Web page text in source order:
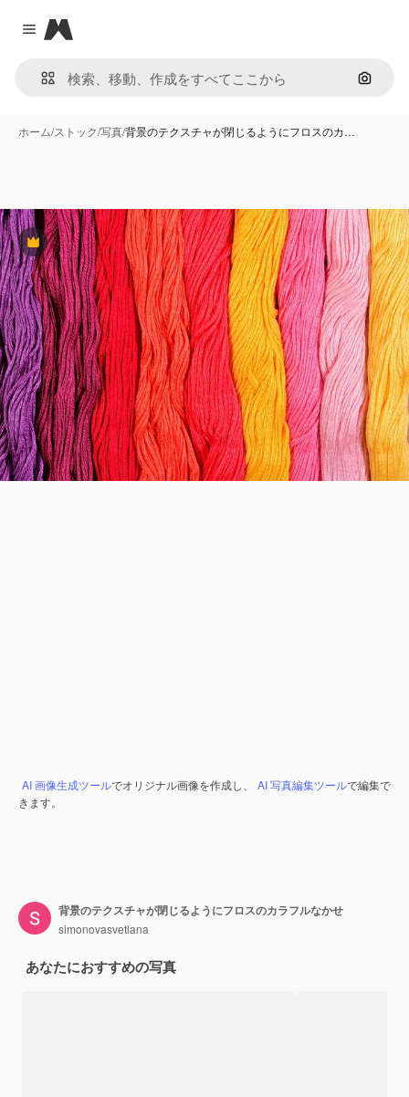
Close menu
Magnific
画像で
ホーム/ストック/写真/背景のテクスチャが閉じるようにフロスのカ…
Premium
AI 画像生成ツールでオリジナル画像を作成し、 AI 写真編集ツールで編集で
きます。
背景のテクスチャが閉じるようにフロスのカラフルなかせ
simonovasvetlana
あなたにおすすめの写真